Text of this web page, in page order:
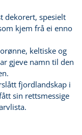
dekorert, spesielt
kjem frå ei enno
keltiske og
gjeve namn til den
fjordlandskap i
sin rettsmessige